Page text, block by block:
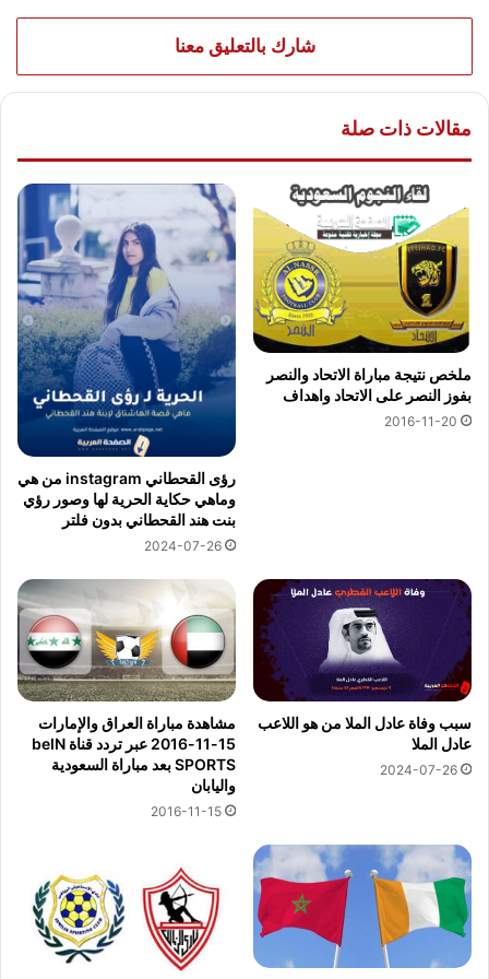
شارك بالتعليق معنا
مقالات ذات صلة
ملخص نتيجة مباراة الاتحاد والنصر
بفوز النصر على الاتحاد واهداف
2016-11-20
رؤى القحطاني instagram من هي
وماهي حكاية الحرية لها وصور رؤي
بنت هند القحطاني بدون فلتر
2024-07-26
سبب وفاة عادل الملا من هو اللاعب
عادل الملا
2024-07-26
مشاهدة مباراة العراق والإمارات
15-11-2016 عبر تردد قناة beIN
SPORTS بعد مباراة السعودية
واليابان
2016-11-15